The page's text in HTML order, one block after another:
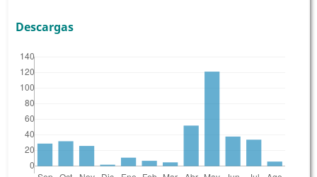
Descargas